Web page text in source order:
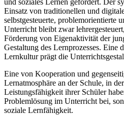
Einsatz von traditionellen und
selbstgesteuerte, problemorientierte
Unterricht bleibt zwar
Förderung von Eigenaktivität der
Gestaltung des Lernprozesses. Eine
Lernkultur prägt die
Eine von Kooperation und
Lernatmosphäre an der Schule, in
Leistungsfähigkeit ihrer Schüler
Problemlösung im Unterricht bei,
soziale Lernfähigkeit.